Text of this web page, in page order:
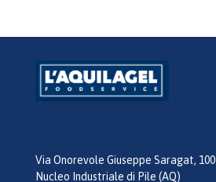
Via Onorevole Giuseppe Saragat, 100
Nucleo Industriale di Pile (AQ)